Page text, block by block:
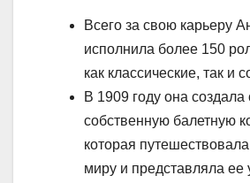
Всего за свою карьеру
исполнила более 150
как классические, так и
В 1909 году она
собственную балетную
которая
миру и представляла ее